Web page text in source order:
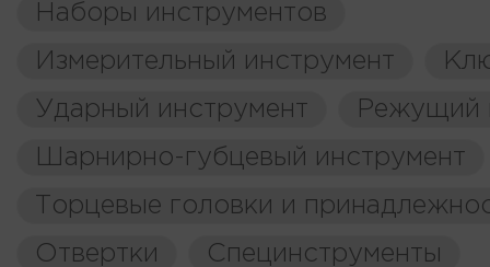
Наборы инструментов
Измерительный инструмент
Ударный инструмент
Режущий
Шарнирно-губцевый инструмент
Торцевые головки и
Отвертки
Специнструменты